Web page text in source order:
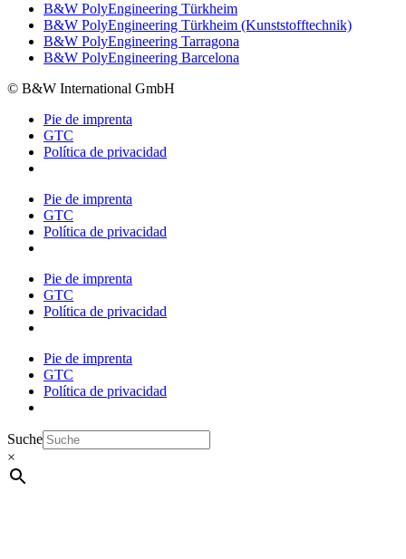
B&W PolyEngineering Türkheim
B&W PolyEngineering Türkheim (Kunststofftechnik)
B&W PolyEngineering Tarragona
B&W PolyEngineering Barcelona
© B&W International GmbH
Pie de imprenta
GTC
Política de privacidad
Pie de imprenta
GTC
Política de privacidad
Pie de imprenta
GTC
Política de privacidad
Pie de imprenta
GTC
Política de privacidad
Suche
×